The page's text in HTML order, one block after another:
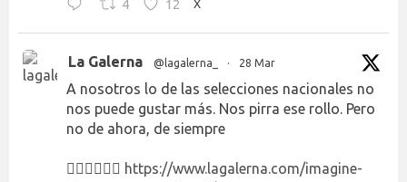
4 12 X
La Galerna @lagalerna_ · 28 Mar
A nosotros lo de las selecciones nacionales no
nos puede gustar más. Nos pirra ese rollo. Pero
no de ahora, de siempre
👉🏻👉🏻👉🏻 https://www.lagalerna.com/imagine-